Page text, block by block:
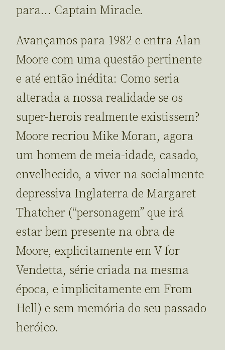
para… Captain Miracle.
Avançamos para 1982 e entra Alan
Moore com uma questão pertinente
e até então inédita: Como seria
alterada a nossa realidade se os
super-herois realmente existissem?
Moore recriou Mike Moran, agora
um homem de meia-idade, casado,
envelhecido, a viver na socialmente
depressiva Inglaterra de Margaret
Thatcher (“personagem” que irá
estar bem presente na obra de
Moore, explicitamente em V for
Vendetta, série criada na mesma
época, e implicitamente em From
Hell) e sem memória do seu passado
heróico.